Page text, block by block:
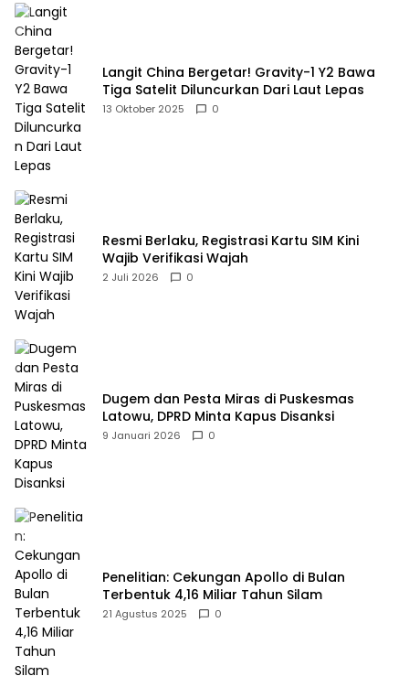
Langit China Bergetar! Gravity-1 Y2 Bawa
Tiga Satelit Diluncurkan Dari Laut Lepas
13 Oktober 2025 0
Resmi Berlaku, Registrasi Kartu SIM Kini
Wajib Verifikasi Wajah
2 Juli 2026 0
Dugem dan Pesta Miras di Puskesmas
Latowu, DPRD Minta Kapus Disanksi
9 Januari 2026 0
Penelitian: Cekungan Apollo di Bulan
Terbentuk 4,16 Miliar Tahun Silam
21 Agustus 2025 0